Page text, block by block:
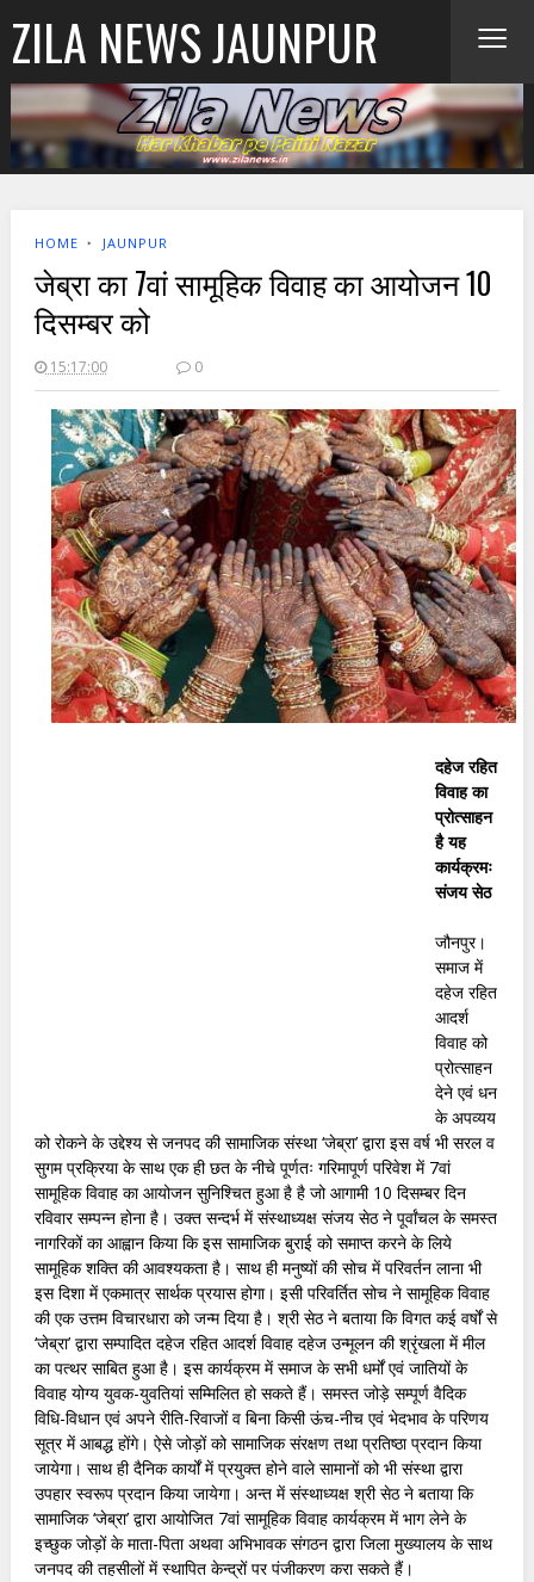
ZILA NEWS JAUNPUR ≡
HOME ‣ JAUNPUR
जेब्रा का 7वां सामूहिक विवाह का आयोजन 10
दिसम्बर को
15:17:00 0
दहेज रहित
विवाह का
प्रोत्साहन
है यह
कार्यक्रमः
संजय सेठ
जौनपुर।
समाज में
दहेज रहित
आदर्श
विवाह को
प्रोत्साहन
देने एवं धन
के अपव्यय
को रोकने के उद्देश्य से जनपद की सामाजिक संस्था ‘जेब्रा’ द्वारा इस वर्ष भी सरल व
सुगम प्रक्रिया के साथ एक ही छत के नीचे पूर्णतः गरिमापूर्ण परिवेश में 7वां
सामूहिक विवाह का आयोजन सुनिश्चित हुआ है है जो आगामी 10 दिसम्बर दिन
रविवार सम्पन्न होना है। उक्त सन्दर्भ में संस्थाध्यक्ष संजय सेठ ने पूर्वांचल के समस्त
नागरिकों का आह्वान किया कि इस सामाजिक बुराई को समाप्त करने के लिये
सामूहिक शक्ति की आवश्यकता है। साथ ही मनुष्यों की सोच में परिवर्तन लाना भी
इस दिशा में एकमात्र सार्थक प्रयास होगा। इसी परिवर्तित सोच ने सामूहिक विवाह
की एक उत्तम विचारधारा को जन्म दिया है। श्री सेठ ने बताया कि विगत कई वर्षों से
‘जेब्रा’ द्वारा सम्पादित दहेज रहित आदर्श विवाह दहेज उन्मूलन की श्रृंखला में मील
का पत्थर साबित हुआ है। इस कार्यक्रम में समाज के सभी धर्मों एवं जातियों के
विवाह योग्य युवक-युवतियां सम्मिलित हो सकते हैं। समस्त जोड़े सम्पूर्ण वैदिक
विधि-विधान एवं अपने रीति-रिवाजों व बिना किसी ऊंच-नीच एवं भेदभाव के परिणय
सूत्र में आबद्ध होंगे। ऐसे जोड़ों को सामाजिक संरक्षण तथा प्रतिष्ठा प्रदान किया
जायेगा। साथ ही दैनिक कार्यों में प्रयुक्त होने वाले सामानों को भी संस्था द्वारा
उपहार स्वरूप प्रदान किया जायेगा। अन्त में संस्थाध्यक्ष श्री सेठ ने बताया कि
सामाजिक ‘जेब्रा’ द्वारा आयोजित 7वां सामूहिक विवाह कार्यक्रम में भाग लेने के
इच्छुक जोड़ों के माता-पिता अथवा अभिभावक संगठन द्वारा जिला मुख्यालय के साथ
जनपद की तहसीलों में स्थापित केन्द्रों पर पंजीकरण करा सकते हैं।